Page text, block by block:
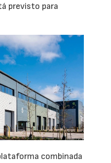
previsto para
combinada